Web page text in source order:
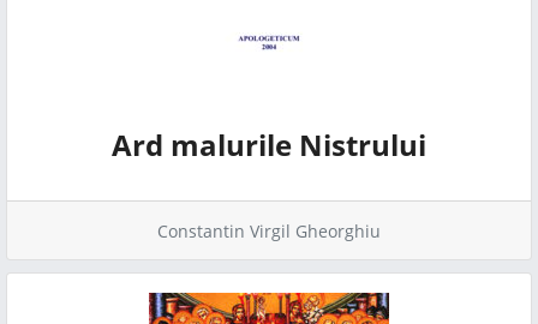
Ard malurile Nistrului
Constantin Virgil Gheorghiu